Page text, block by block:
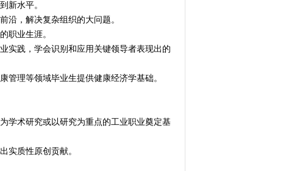
新水平。
沿，解决复杂组织的大问题。
职业生涯。
实践，学会识别和应用关键领导者表现出的
管理等领域毕业生提供健康经济学基础。
学术研究或以研究为重点的工业职业奠定基
实质性原创贡献。